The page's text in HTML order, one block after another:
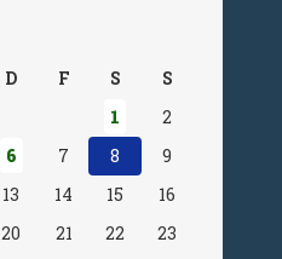
D F S
S
1
2
6 7 8
9
13 14 15
16
20 21 22
23